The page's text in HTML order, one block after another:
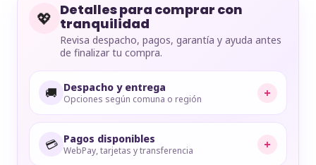
💖 Detalles para comprar con
tranquilidad
Revisa despacho, pagos, garantía y ayuda antes
de finalizar tu compra.
🚚 Despacho y entrega
Opciones según comuna o región +
💳 Pagos disponibles
WebPay, tarjetas y transferencia +